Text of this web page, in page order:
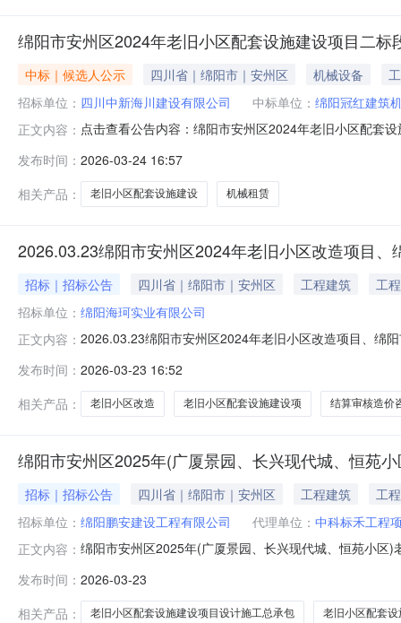
绵阳市安州区2024年老旧小区配套设施建设项目二标
中标｜候选人公示 四川省｜绵阳市｜安州区 机械设备
招标单位： 四川中新海川建设有限公司 中标单位： 绵阳冠红建筑
正文内容： 点击查看公告内容：绵阳市安州区2024年老旧小区配套
发布时间： 2026-03-24 16:57
相关产品：
老旧小区配套设施建设 机械租赁
2026.03.23绵阳市安州区2024年老旧小区改造项目
招标｜招标公告 四川省｜绵阳市｜安州区 工程建筑
工程
招标单位： 绵阳海珂实业有限公司
正文内容： 2026.03.23绵阳市安州区2024年老旧小区改造项目、绵
现将有关事宜公告如下：一、竞争性谈判范围及内容1.
设内容及规
发布时间： 2026-03-23 16:52
相关产品：
老旧小区改造 老旧小区配套设施建设项 结算审核造价
绵阳市安州区2025年(广厦景园、长兴现代城、恒苑
招标｜招标公告 四川省｜绵阳市｜安州区 工程建筑
工程
招标单位： 绵阳鹏安建设工程有限公司 代理单位： 中科标禾工程
正文内容： 绵阳市安州区2025年(广厦景园、长兴现代城、恒苑小区
总承包标段1.招标条件1.1本招标项目绵阳市安州区2025
准或备案机关
发布时间： 2026-03-23
相关产品：
老旧小区配套设施建设项目设计施工总承包 老旧小区配套设